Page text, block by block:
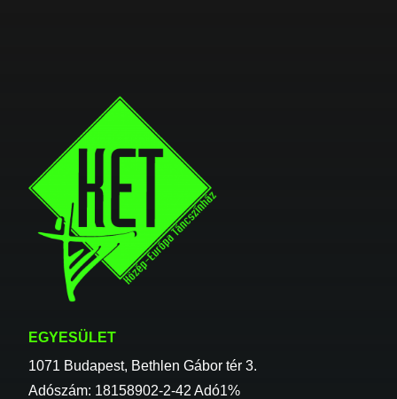
EGYESÜLET
1071 Budapest, Bethlen Gábor tér 3.
Adószám: 18158902-2-42 Adó1%